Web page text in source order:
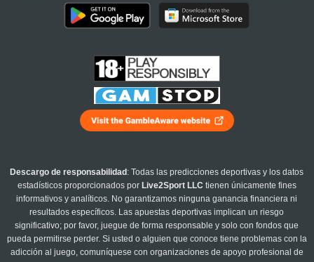
Descargo de responsabilidad : Todas las predicciones deportivas y los datos
estadísticos proporcionados por Live2Sport LLC tienen únicamente fines
informativos y analíticos. No garantizamos ninguna ganancia financiera ni
resultados específicos. Las apuestas deportivas implican un riesgo
significativo; por favor, juegue de forma responsable y solo con fondos que
pueda permitirse perder. Si usted o alguien que conoce tiene problemas con la
adicción al juego, comuníquese con organizaciones de apoyo profesional de